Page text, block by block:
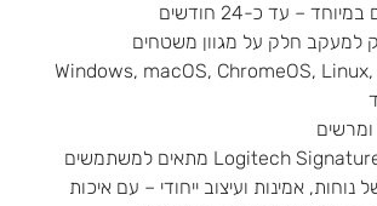
– עד כ-24 חודשים
למעקב חלק על מגוון משטחים
• תאימות למחשבי Windows, macOS, ChromeOS, Linux,
ומרשים
ה-Logitech Signature M650 Large מתאים למשתמשים
אמינות ועיצוב ייחודי – עם איכות